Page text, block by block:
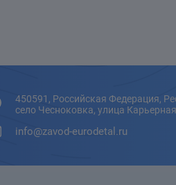
450591, Российская Федерация,
село Чесноковка, улица
info@zavod-eurodetal.ru